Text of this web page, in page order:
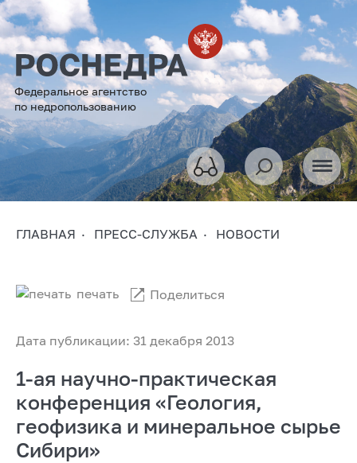
Федеральное агентство
по недропользованию
ГЛАВНАЯ ПРЕСС-СЛУЖБА НОВОСТИ
Дата публикации: 31 декабря 2013
печать Поделиться
1-ая научно-практическая
конференция «Геология,
геофизика и минеральное сырье
Сибири»